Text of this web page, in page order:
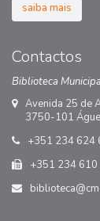
saiba mais
Contactos
Biblioteca
Avenida 25 de
3750-101
+351 234 624
+351 234 610